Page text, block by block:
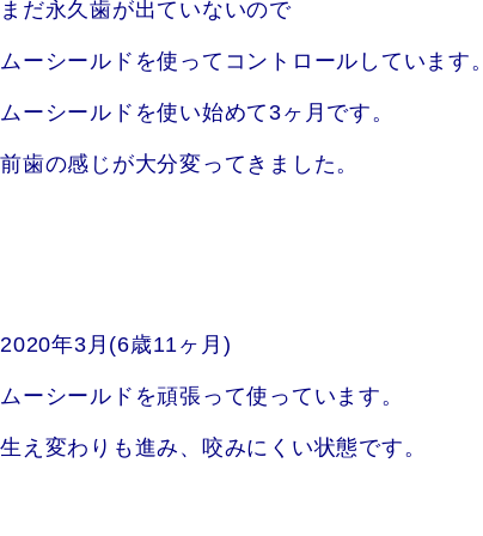
まだ永久歯が出ていないので
ムーシールドを使ってコントロールしています。
ムーシールドを使い始めて3ヶ月です。
前歯の感じが大分変ってきました。
2020年3月(6歳11ヶ月)
ムーシールドを頑張って使っています。
生え変わりも進み、咬みにくい状態です。